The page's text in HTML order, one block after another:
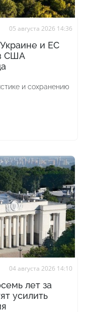
05 августа 2026 14:36
и ЕС
США
и сохранению
04 августа 2026 14:10
лет за
усилить